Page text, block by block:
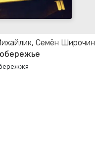
Семён Широчин